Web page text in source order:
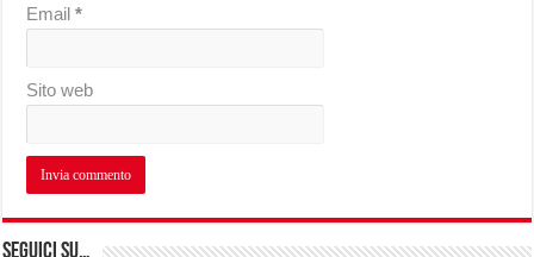
Email*
Sito web